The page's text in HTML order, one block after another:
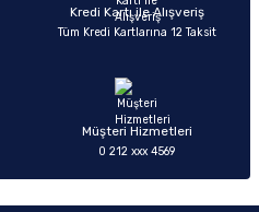
Kredi Kartı ile Alışveriş
Tüm Kredi Kartlarına 12 Taksit
Müşteri Hizmetleri
0 212 xxx 4569